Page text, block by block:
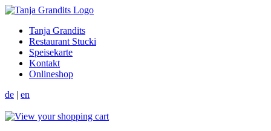
Tanja Grandits
Restaurant Stucki
Speisekarte
Kontakt
Onlineshop
de | en